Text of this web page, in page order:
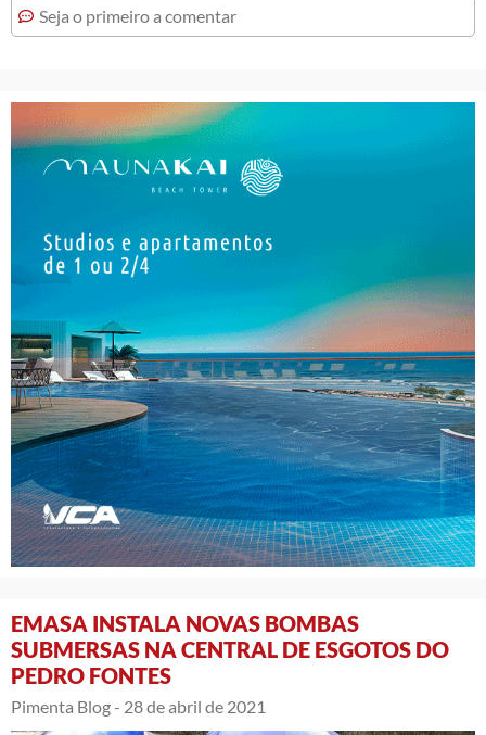
Seja o primeiro a comentar
EMASA INSTALA NOVAS BOMBAS
SUBMERSAS NA CENTRAL DE ESGOTOS DO
PEDRO FONTES
Pimenta Blog - 28 de abril de 2021